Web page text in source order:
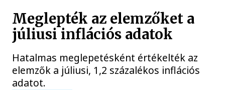
Meglepték az elemzőket a
júliusi inflációs adatok
Hatalmas meglepetésként értékelték az
elemzők a júliusi, 1,2 százalékos inflációs
adatot.